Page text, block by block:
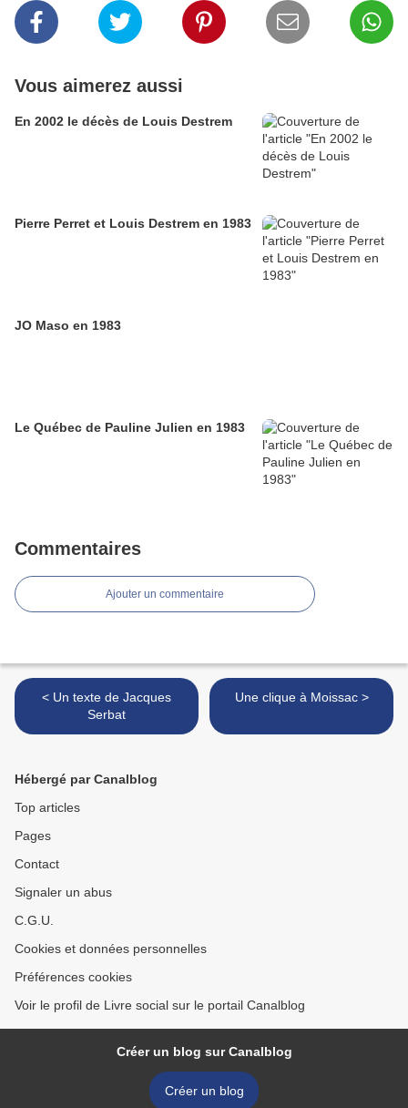
Vous aimerez aussi
En 2002 le décès de Louis Destrem
Pierre Perret et Louis Destrem en 1983
JO Maso en 1983
Le Québec de Pauline Julien en 1983
Commentaires
Ajouter un commentaire
< Un texte de Jacques
Serbat
Une clique à Moissac >
Hébergé par Canalblog
Top articles
Pages
Contact
Signaler un abus
C.G.U.
Cookies et données personnelles
Préférences cookies
Voir le profil de Livre social sur le portail Canalblog
Créer un blog sur Canalblog
Créer un blog